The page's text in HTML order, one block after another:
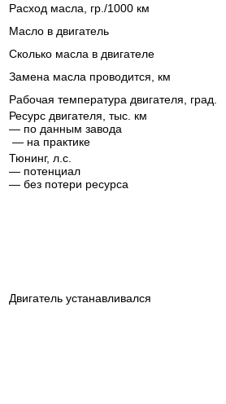
Расход масла, гр./1000 км
Масло в двигатель
Сколько масла в двигателе
Замена масла проводится, км
Рабочая температура двигателя, град.
Ресурс двигателя, тыс. км
— по данным завода
— на практике
Тюнинг, л.с.
— потенциал
— без потери ресурса
Двигатель устанавливался